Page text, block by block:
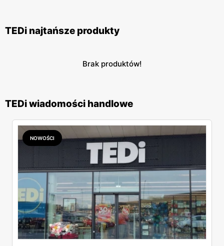
TEDi najtańsze produkty
Brak produktów!
TEDi wiadomości handlowe
NOWOŚCI